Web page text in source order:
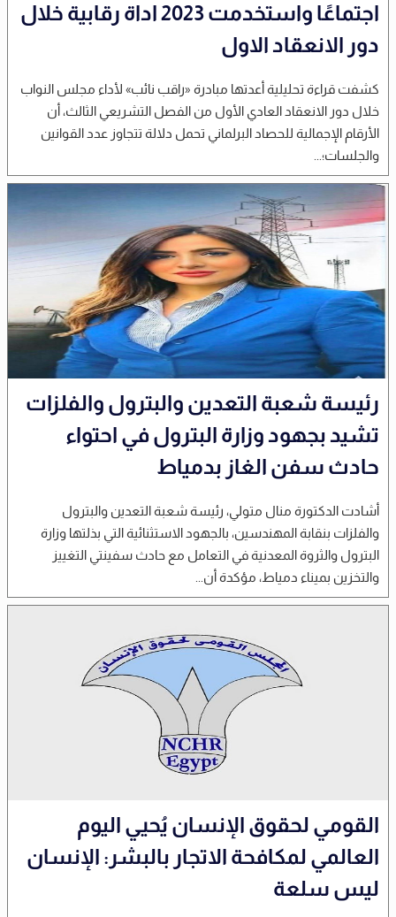
اجتماعًا واستخدمت 2023 اداة رقابية خلال
دور الانعقاد الاول
كشفت قراءة تحليلية أعدتها مبادرة «راقب نائب» لأداء مجلس النواب
خلال دور الانعقاد العادي الأول من الفصل التشريعي الثالث، أن
الأرقام الإجمالية للحصاد البرلماني تحمل دلالة تتجاوز عدد القوانين
والجلسات؛...
رئيسة شعبة التعدين والبترول والفلزات
تشيد بجهود وزارة البترول في احتواء
حادث سفن الغاز بدمياط
أشادت الدكتورة منال متولي، رئيسة شعبة التعدين والبترول
والفلزات بنقابة المهندسين، بالجهود الاستثنائية التي بذلتها وزارة
البترول والثروة المعدنية في التعامل مع حادث سفينتي التغييز
والتخزين بميناء دمياط، مؤكدة أن...
القومي لحقوق الإنسان يُحيي اليوم
العالمي لمكافحة الاتجار بالبشر: الإنسان
ليس سلعة